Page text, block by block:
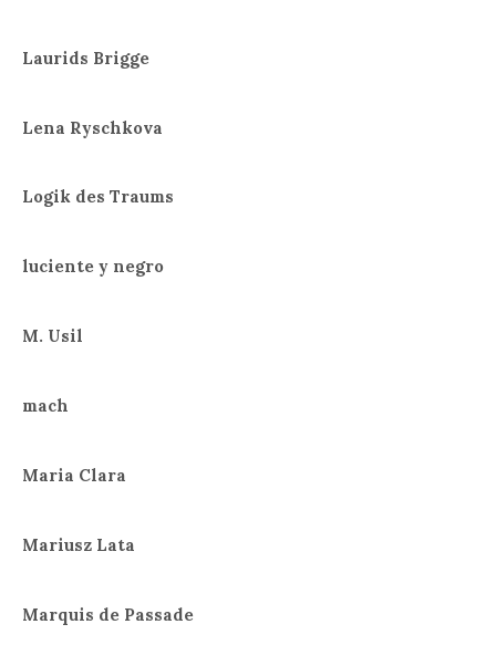
Laurids Brigge
Lena Ryschkova
Logik des Traums
luciente y negro
M. Usil
mach
Maria Clara
Mariusz Lata
Marquis de Passade